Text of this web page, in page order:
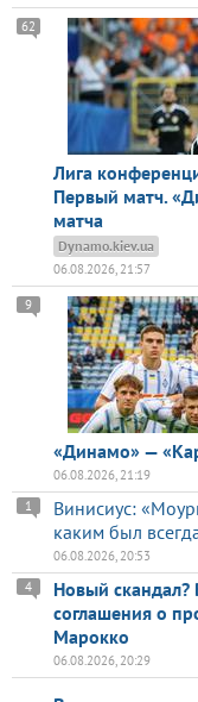
Лига
Первый матч.
матча
62
Dynamo.kiev.ua
06.08.2026, 21:57
«Динамо» —
9
06.08.2026, 21:19
Винисиус:
каким был
1
06.08.2026, 20:53
Новый скандал?
соглашения о
Марокко
4
06.08.2026, 20:29